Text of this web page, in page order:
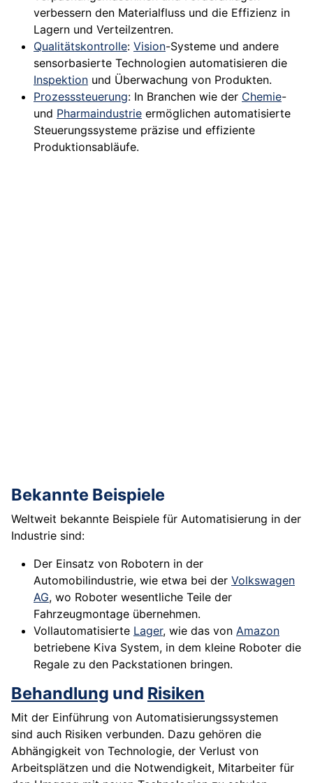
verbessern den Materialfluss und die Effizienz in
Lagern und Verteilzentren.
Qualitätskontrolle: Vision-Systeme und andere
sensorbasierte Technologien automatisieren die
Inspektion und Überwachung von Produkten.
Prozesssteuerung: In Branchen wie der Chemie-
und Pharmaindustrie ermöglichen automatisierte
Steuerungssysteme präzise und effiziente
Produktionsabläufe.
Bekannte Beispiele
Weltweit bekannte Beispiele für Automatisierung in der
Industrie sind:
Der Einsatz von Robotern in der
Automobilindustrie, wie etwa bei der Volkswagen
AG, wo Roboter wesentliche Teile der
Fahrzeugmontage übernehmen.
Vollautomatisierte Lager, wie das von Amazon
betriebene Kiva System, in dem kleine Roboter die
Regale zu den Packstationen bringen.
Behandlung und Risiken
Mit der Einführung von Automatisierungssystemen
sind auch Risiken verbunden. Dazu gehören die
Abhängigkeit von Technologie, der Verlust von
Arbeitsplätzen und die Notwendigkeit, Mitarbeiter für